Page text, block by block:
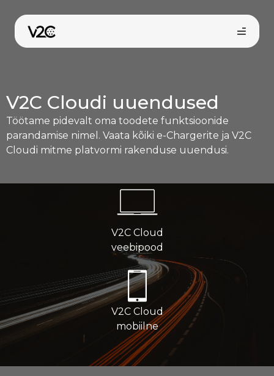
content
V2C Cloudi uuendused
Töötame pidevalt oma toodete funktsioonide
parandamise nimel. Vaata kõiki e-Chargerite ja V2C
Cloudi mitme platvormi rakenduse uuendusi.
V2C Cloud
veebipood
V2C Cloud
mobiilne